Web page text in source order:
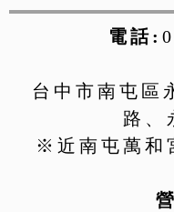
電話:
台中市南屯區
路、
※近南屯萬和